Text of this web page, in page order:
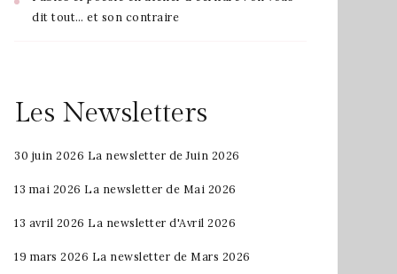
dit tout… et son contraire
Les Newsletters
30 juin 2026 La newsletter de Juin 2026
13 mai 2026 La newsletter de Mai 2026
13 avril 2026 La newsletter d'Avril 2026
19 mars 2026 La newsletter de Mars 2026